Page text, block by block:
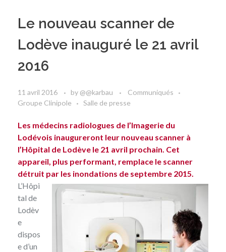
Le nouveau scanner de
Lodève inauguré le 21 avril
2016
11 avril 2016 by @@karbau
Communiqués
Groupe Clinipole
Salle de presse
Les médecins radiologues de l’Imagerie du
Lodévois inaugureront leur nouveau scanner à
l’Hôpital de Lodève le 21 avril prochain. Cet
appareil, plus performant, remplace le scanner
détruit par les inondations de septembre 2015.
L’Hôpi
tal de
Lodèv
e
dispos
e d’un